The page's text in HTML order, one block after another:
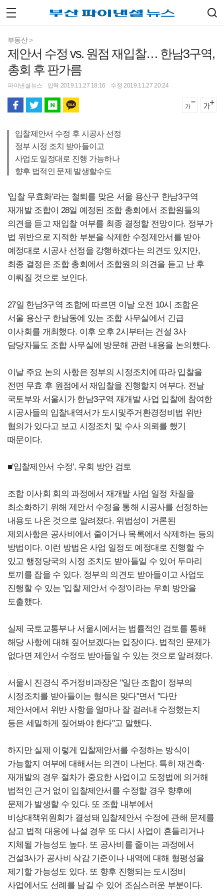
부동산>
제안서 수정 vs. 원점 재입찰… 한남3구역,
총회 후 판가름
파이낸셜뉴스 입력 2019.11.27 18:16 수정 2019.11.27 20:24
입찰제안서 수정 후 시공사 선정
정부 시정 조치 받아들이고
사업도 일정대로 진행 가능하나
향후 법적인 문제 발생할수도
'입찰 무효화'라는 철퇴를 맞은 서울 용산구 한남3구역
재개발 조합이 28일 예정된 조합 총회에서 조합원들의
의견을 듣고 재입찰 여부를 최종 결정할 전망이다. 정부가
법 위반으로 지적한 부분을 삭제한 수정제안서를 받아
예정대로 시공사 선정을 강행하겠다는 의견도 있지만,
최종 결정은 조합 총회에서 조합원의 의견을 듣고 난 후
이뤄질 것으로 보인다.
27일 한남3구역 조합에 따르면 이날 오전 10시 조합은
서울 용산구 한남동에 있는 조합 사무실에서 긴급
이사회를 개최했다. 이후 오후 2시부터는 건설 3사
담당자들도 조합 사무실에 방문해 관련 내용을 논의했다.
이날 주요 논의 사항은 정부의 시정조치에 따라 입찰을
전면 무효 후 원점에서 재입찰을 진행할지 여부다. 전날
국토부와 서울시가 한남3구역 재개발 사업 입찰에 참여한
시공사들의 입찰내역서가 도시및주거환경정비법 위반
혐의가 있다고 보고 시정조치 및 수사 의뢰를 했기
때문이다.
■'입찰제안서 수정', 우회 방안 검토
조합 이사회 회의 과정에서 재개발 사업 일정 차질을
최소화하기 위해 제안서 수정을 통해 시공사를 선정하는
내용도 나온 것으로 알려졌다. 위법성이 거론된
제외사항은 공사비에서 줄이거나 목록에서 삭제하는 등의
방법이다. 이런 방법은 사업 일정도 예정대로 진행할 수
있고 행정당국의 시정 조치도 받아들일 수 있어 두마리
토끼를 잡을 수 있다. 정부의 의견도 받아들이고 사업도
진행할 수 있는 '입찰 제안서 수정'이라는 우회 방안을
도출했다.
실제 국토교통부나 서울시에서는 법률적인 검토를 통해
해당 사항에 대해 짚어보겠다는 입장이다. 법적인 문제가
없다면 제안서 수정도 받아들일 수 있는 것으로 알려졌다.
서울시 진경식 주거정비과장은 "일단 조합이 정부의
시정조치를 받아들이는 형식은 맞다"면서 "다만
제안서에서 위반 사항을 얼마나 잘 걸러내 수정했는지
등은 세밀하게 짚어봐야 한다"고 말했다.
하지만 실제 이렇게 입찰제안서를 수정하는 방식이
가능할지 여부에 대해서는 의견이 나뉜다. 특히 재건축·
재개발의 경우 절차가 중요한 사업이고 도정법에 의거해
법적인 근거 없이 입찰제안서를 수정할 경우 향후에
문제가 발생할 수 있다. 또 조합 내부에서
비상대책위원회가 결성돼 입찰제안서 수정에 관해 문제를
삼고 법적 대응에 나설 경우 또 다시 사업이 흔들리거나
지체될 가능성도 높다. 또 공사비를 줄이는 과정에서
건설3사가 공사비 삭감 기준이나 내역에 대해 형평성을
제기할 가능성도 있다. 또 향후 진행되는 도시정비
사업에서도 선례를 남길 수 있어 조심스러운 부분이다.